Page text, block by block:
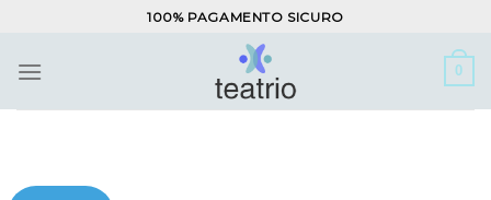
contenuti
100% PAGAMENTO SICURO
0